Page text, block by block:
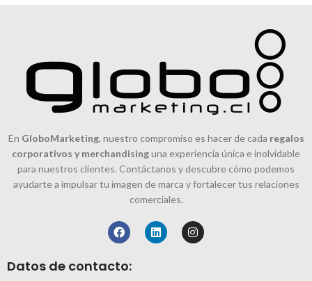
En GloboMarketing, nuestro compromiso es hacer de cada regalos
corporativos y merchandisinguna experiencia única e inolvidable
para nuestros clientes. Contáctanos y descubre cómo podemos
ayudarte a impulsar tu imagen de marca y fortalecer tus relaciones
comerciales.
Datos de contacto: